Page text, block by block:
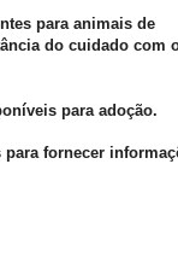
para animais de
do cuidado com
para adoção.
fornecer